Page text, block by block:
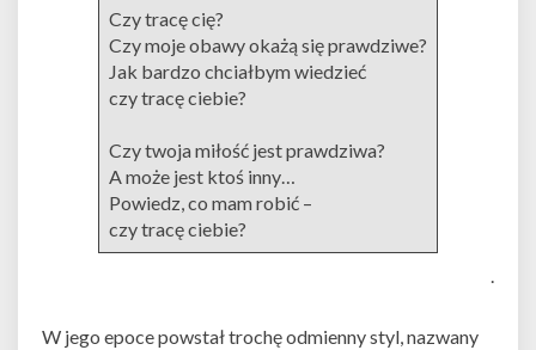
Czy tracę cię?
Czy moje obawy okażą się prawdziwe?
Jak bardzo chciałbym wiedzieć
czy tracę ciebie?
Czy twoja miłość jest prawdziwa?
A może jest ktoś inny…
Powiedz, co mam robić –
czy tracę ciebie?
.
W jego epoce powstał trochę odmienny styl, nazwany